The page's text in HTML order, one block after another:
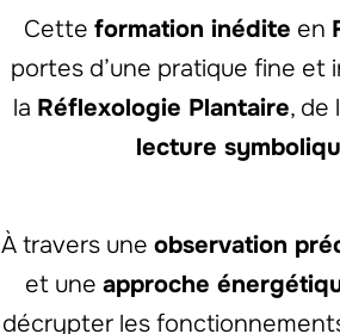
Cetteformation inédite en
portes d’une pratique fine et
la Réflexologie Plantaire, de
lecture
À travers une observation
et uneapproche
décrypter les